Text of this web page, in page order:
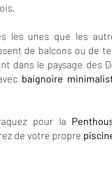
les unes que les
de balcons ou de
dans le paysage des
baignoire
pour la
de votre propre